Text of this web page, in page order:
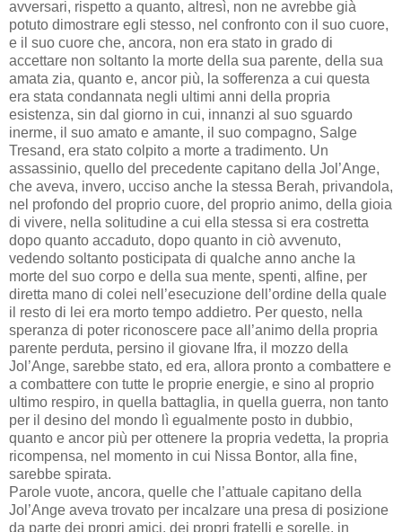
avversari, rispetto a quanto, altresì, non ne avrebbe già
potuto dimostrare egli stesso, nel confronto con il suo cuore,
e il suo cuore che, ancora, non era stato in grado di
accettare non soltanto la morte della sua parente, della sua
amata zia, quanto e, ancor più, la sofferenza a cui questa
era stata condannata negli ultimi anni della propria
esistenza, sin dal giorno in cui, innanzi al suo sguardo
inerme, il suo amato e amante, il suo compagno, Salge
Tresand, era stato colpito a morte a tradimento. Un
assassinio, quello del precedente capitano della Jol’Ange,
che aveva, invero, ucciso anche la stessa Berah, privandola,
nel profondo del proprio cuore, del proprio animo, della gioia
di vivere, nella solitudine a cui ella stessa si era costretta
dopo quanto accaduto, dopo quanto in ciò avvenuto,
vedendo soltanto posticipata di qualche anno anche la
morte del suo corpo e della sua mente, spenti, alfine, per
diretta mano di colei nell’esecuzione dell’ordine della quale
il resto di lei era morto tempo addietro. Per questo, nella
speranza di poter riconoscere pace all’animo della propria
parente perduta, persino il giovane Ifra, il mozzo della
Jol’Ange, sarebbe stato, ed era, allora pronto a combattere e
a combattere con tutte le proprie energie, e sino al proprio
ultimo respiro, in quella battaglia, in quella guerra, non tanto
per il desino del mondo lì egualmente posto in dubbio,
quanto e ancor più per ottenere la propria vedetta, la propria
ricompensa, nel momento in cui Nissa Bontor, alla fine,
sarebbe spirata.
Parole vuote, ancora, quelle che l’attuale capitano della
Jol’Ange aveva trovato per incalzare una presa di posizione
da parte dei propri amici, dei propri fratelli e sorelle, in